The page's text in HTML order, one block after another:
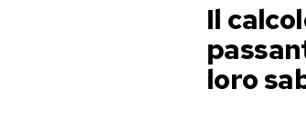
Il
loro